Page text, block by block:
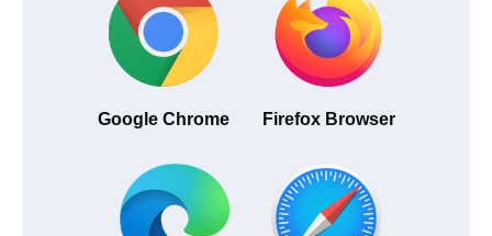
Google Chrome Firefox Browser